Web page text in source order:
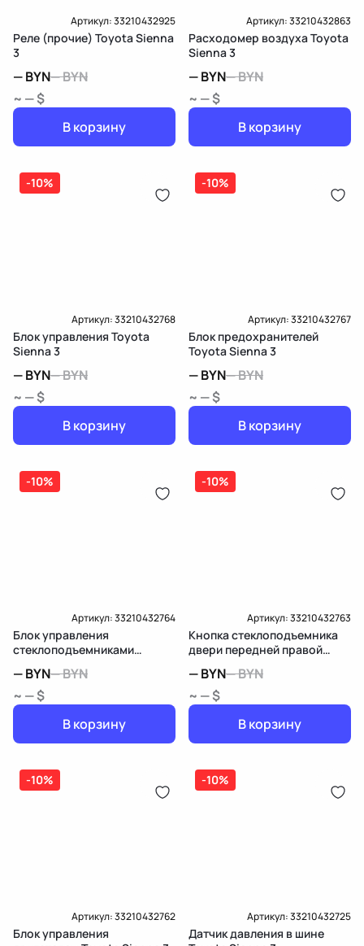
Артикул:33210432925
Реле (прочие) Toyota Sienna
3
—BYN—BYN
~ — $
В корзину
Артикул:33210432863
Расходомер воздуха Toyota
Sienna 3
—BYN—BYN
~ — $
В корзину
-10%
Артикул:33210432768
Блок управления Toyota
Sienna 3
—BYN—BYN
~ — $
В корзину
-10%
Артикул:33210432767
Блок предохранителей
Toyota Sienna 3
—BYN—BYN
~ — $
В корзину
-10%
Артикул:33210432764
Блок управления
стеклоподъемниками
Sienna 3
—BYN—BYN
~ — $
В корзину
-10%
Артикул:33210432763
Кнопка стеклоподъемника
двери передней правой
—BYN—BYN
~ — $
В корзину
-10%
Артикул:33210432762
Блок управления
-10%
Артикул:33210432725
Датчик давления в шине